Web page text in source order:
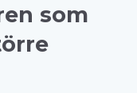
som